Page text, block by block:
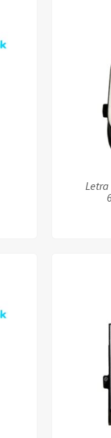
Letra